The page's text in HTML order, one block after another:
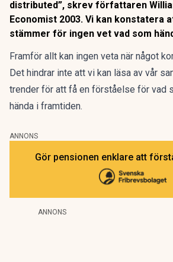
distributed”, skrev författaren
Economist 2003. Vi kan konstatera
stämmer för ingen vet vad som
Framför allt kan ingen veta när något
Det hindrar inte att vi kan läsa av vår
trender för att få en förståelse för vad
hända i framtiden.
ANNONS
Gör pensionen enklare att
ANNONS